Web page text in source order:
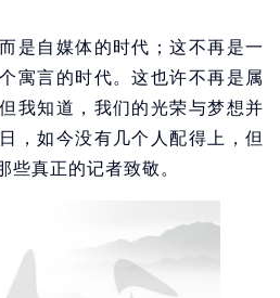
是自媒体的时代；这不再是一
寓言的时代。这也许不再是属
我知道，我们的光荣与梦想并
，如今没有几个人配得上，但
些真正的记者致敬。